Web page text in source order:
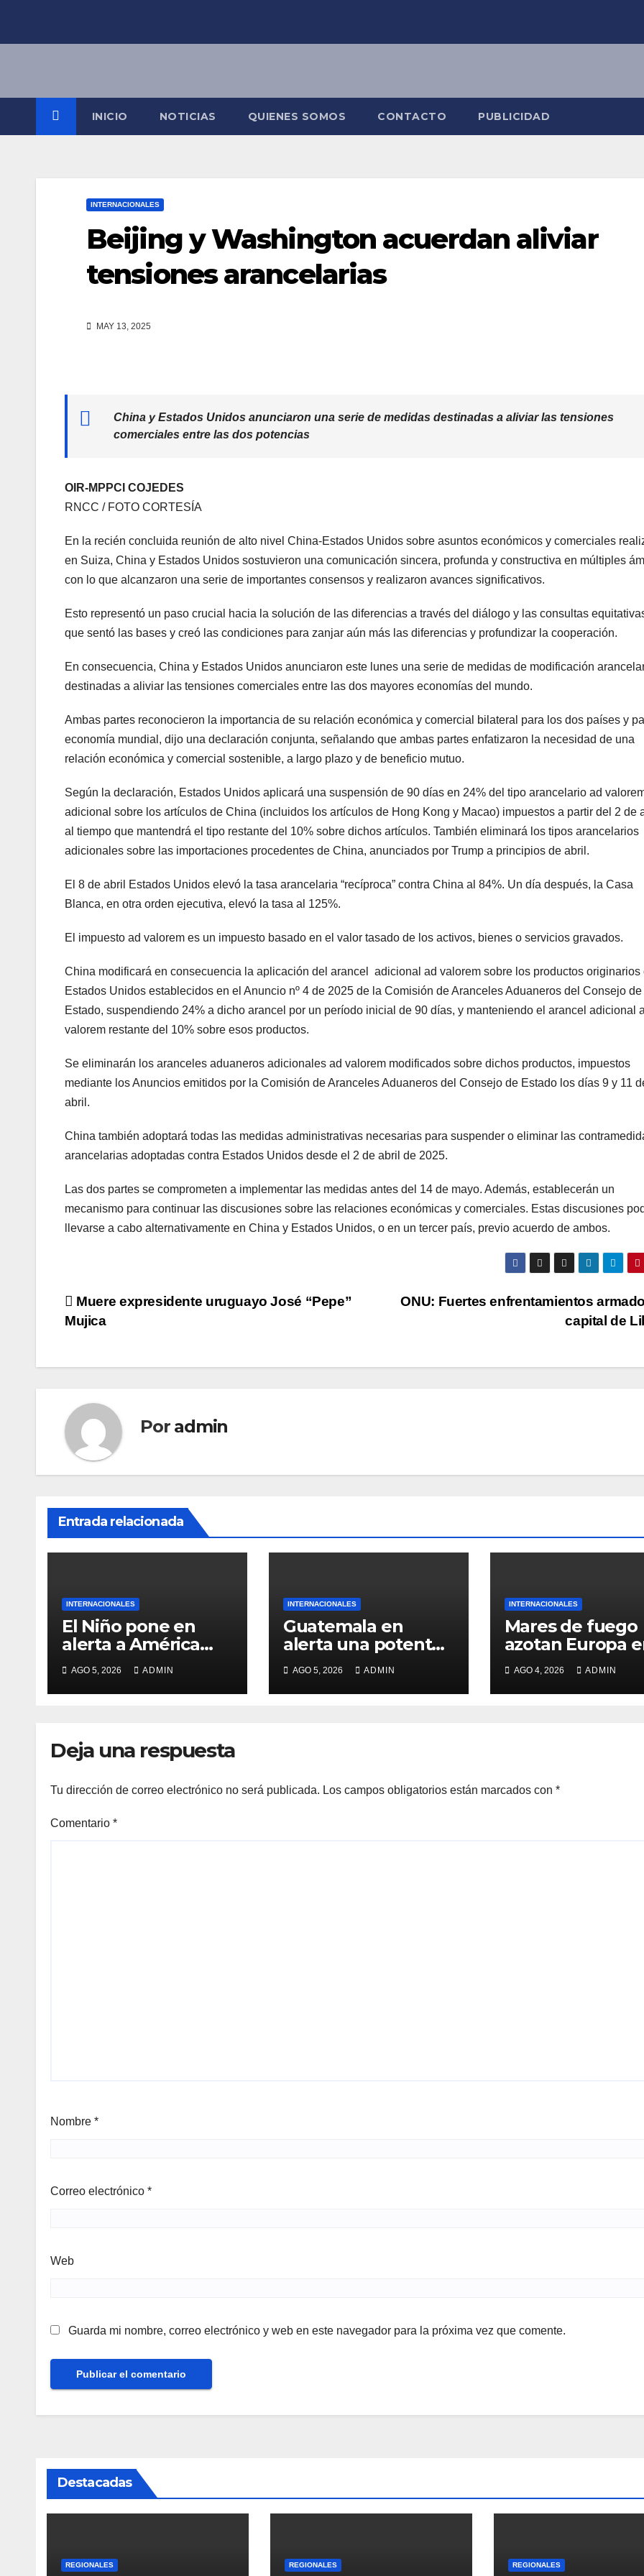
INICIO NOTICIAS QUIENES SOMOS CONTACTO PUBLICIDAD
INTERNACIONALES
Beijing y Washington acuerdan aliviar
tensiones arancelarias
MAY 13, 2025
China y Estados Unidos anunciaron una serie de medidas destinadas a aliviar las tensiones
comerciales entre las dos potencias
OIR-MPPCI COJEDES
RNCC / FOTO CORTESÍA
En la recién concluida reunión de alto nivel China-Estados Unidos sobre asuntos económicos y comerciales
en Suiza, China y Estados Unidos sostuvieron una comunicación sincera, profunda y constructiva en múltiples
con lo que alcanzaron una serie de importantes consensos y realizaron avances significativos.
Esto representó un paso crucial hacia la solución de las diferencias a través del diálogo y las consultas
que sentó las bases y creó las condiciones para zanjar aún más las diferencias y profundizar la cooperación.
En consecuencia, China y Estados Unidos anunciaron este lunes una serie de medidas de modificación
destinadas a aliviar las tensiones comerciales entre las dos mayores economías del mundo.
Ambas partes reconocieron la importancia de su relación económica y comercial bilateral para los dos países y
economía mundial, dijo una declaración conjunta, señalando que ambas partes enfatizaron la necesidad de una
relación económica y comercial sostenible, a largo plazo y de beneficio mutuo.
Según la declaración, Estados Unidos aplicará una suspensión de 90 días en 24% del tipo arancelario ad
adicional sobre los artículos de China (incluidos los artículos de Hong Kong y Macao) impuestos a partir del 2 de
al tiempo que mantendrá el tipo restante del 10% sobre dichos artículos. También eliminará los tipos arancelarios
adicionales sobre las importaciones procedentes de China, anunciados por Trump a principios de abril.
El 8 de abril Estados Unidos elevó la tasa arancelaria “recíproca” contra China al 84%. Un día después, la Casa
Blanca, en otra orden ejecutiva, elevó la tasa al 125%.
El impuesto ad valorem es un impuesto basado en el valor tasado de los activos, bienes o servicios gravados.
China modificará en consecuencia la aplicación del arancel adicional ad valorem sobre los productos originarios
Estados Unidos establecidos en el Anuncio nº 4 de 2025 de la Comisión de Aranceles Aduaneros del Consejo de
Estado, suspendiendo 24% a dicho arancel por un período inicial de 90 días, y manteniendo el arancel adicional
valorem restante del 10% sobre esos productos.
Se eliminarán los aranceles aduaneros adicionales ad valorem modificados sobre dichos productos, impuestos
mediante los Anuncios emitidos por la Comisión de Aranceles Aduaneros del Consejo de Estado los días 9 y 11
abril.
China también adoptará todas las medidas administrativas necesarias para suspender o eliminar las
arancelarias adoptadas contra Estados Unidos desde el 2 de abril de 2025.
Las dos partes se comprometen a implementar las medidas antes del 14 de mayo. Además, establecerán un
mecanismo para continuar las discusiones sobre las relaciones económicas y comerciales. Estas discusiones
llevarse a cabo alternativamente en China y Estados Unidos, o en un tercer país, previo acuerdo de ambos.
Navegación
de
entradas
ONU: Fuertes enfrentamientos
capital de
Muere expresidente uruguayo José “Pepe”
Mujica
Por admin
Entrada relacionada
INTERNACIONALES
El Niño pone en
alerta a América
Latina y El Caribe
AGO 5, 2026 ADMIN
INTERNACIONALES
Guatemala en
alerta una potente
erupción del volcán
de Fuego
AGO 5, 2026 ADMIN
INTERNACIONALES
Mares de fuego
azotan Europa
medio de ola de
calor
AGO 4, 2026 ADMIN
Deja una respuesta
Tu dirección de correo electrónico no será publicada. Los campos obligatorios están marcados con *
Comentario *
Nombre *
Correo electrónico *
Web
Guarda mi nombre, correo electrónico y web en este navegador para la próxima vez que comente.
Destacadas
REGIONALES REGIONALES REGIONALES